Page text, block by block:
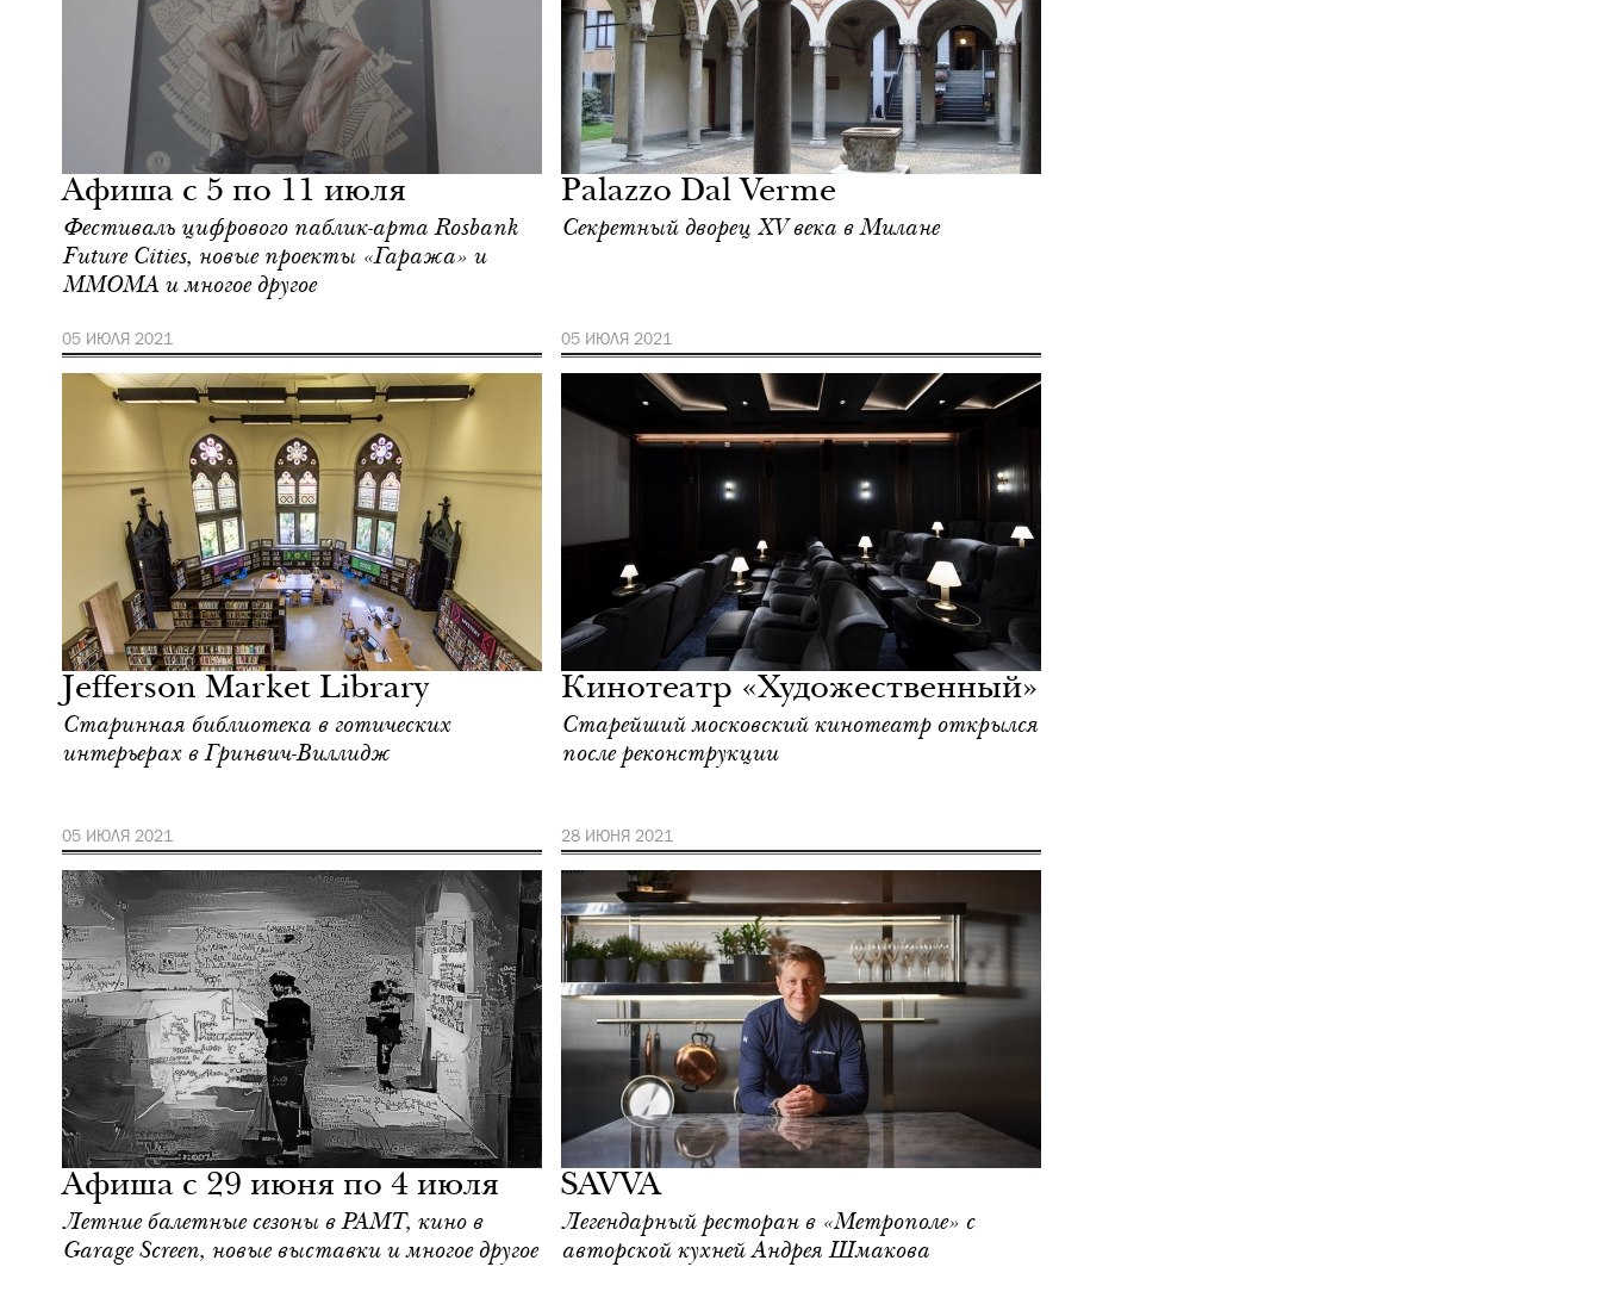
Афиша с 5 по 11 июля
Фестиваль цифрового паблик-арта Rosbank
Future Cities, новые проекты «Гаража» и
ММОМА и многое другое
05 ИЮЛЯ 2021
Городская среда
Palazzo Dal Verme
Секретный дворец XV века в Милане
05 ИЮЛЯ 2021
Jefferson Market Library
Старинная библиотека в готических
интерьерах в Гринвич-Виллидж
05 ИЮЛЯ 2021
Культура
Москва
Кинотеатр «Художественный»
Старейший московский кинотеатр открылся
после реконструкции
28 ИЮНЯ 2021
Афиша с 29 июня по 4 июля
Летние балетные сезоны в РАМТ, кино в
Garage Screen, новые выставки и многое другое
Еда
Москва
SAVVA
Легендарный ресторан в «Метрополе» с
авторской кухней Андрея Шмакова